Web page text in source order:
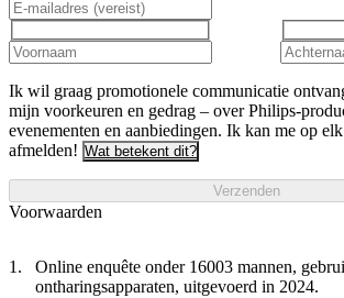
Ik wil graag promotionele communicatie
mijn voorkeuren en gedrag – over Philips-
evenementen en aanbiedingen. Ik kan me op
afmelden! Wat betekent dit?
Verzenden
Voorwaarden
Online enquête onder 16003 mannen,
ontharingsapparaten, uitgevoerd in 2024.